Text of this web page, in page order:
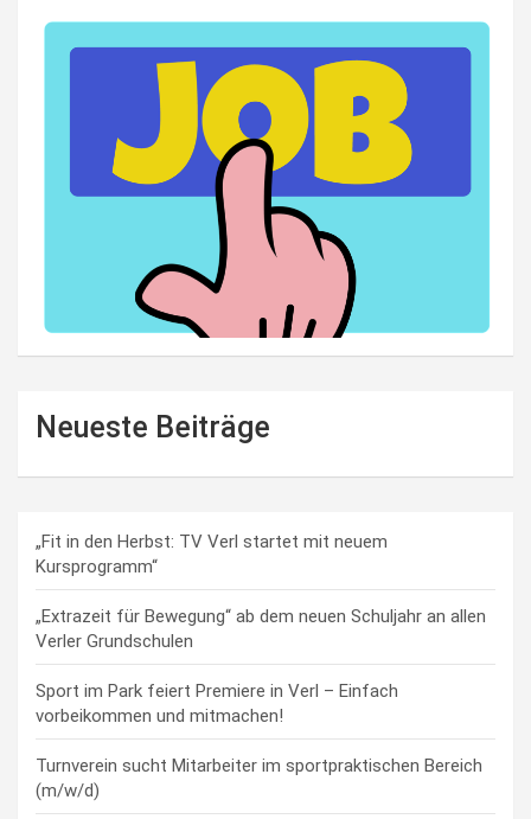
Neueste Beiträge
„Fit in den Herbst: TV Verl startet mit neuem
Kursprogramm“
„Extrazeit für Bewegung“ ab dem neuen Schuljahr an allen
Verler Grundschulen
Sport im Park feiert Premiere in Verl – Einfach
vorbeikommen und mitmachen!
Turnverein sucht Mitarbeiter im sportpraktischen Bereich
(m/w/d)